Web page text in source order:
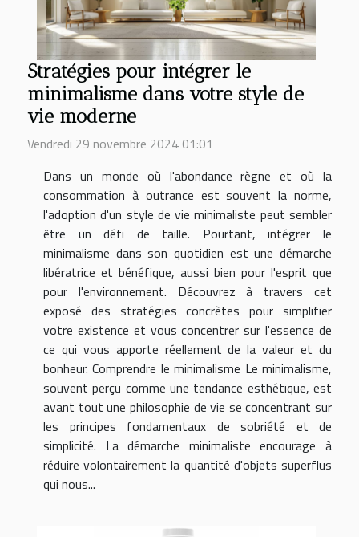
Stratégies pour intégrer le
minimalisme dans votre style de
vie moderne
Vendredi 29 novembre 2024 01:01
Dans un monde où l'abondance règne et où la
consommation à outrance est souvent la norme,
l'adoption d'un style de vie minimaliste peut sembler
être un défi de taille. Pourtant, intégrer le
minimalisme dans son quotidien est une démarche
libératrice et bénéfique, aussi bien pour l'esprit que
pour l'environnement. Découvrez à travers cet
exposé des stratégies concrètes pour simplifier
votre existence et vous concentrer sur l'essence de
ce qui vous apporte réellement de la valeur et du
bonheur. Comprendre le minimalisme Le minimalisme,
souvent perçu comme une tendance esthétique, est
avant tout une philosophie de vie se concentrant sur
les principes fondamentaux de sobriété et de
simplicité. La démarche minimaliste encourage à
réduire volontairement la quantité d'objets superflus
qui nous...